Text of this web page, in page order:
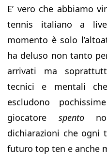
E’ vero che abbiamo
tennis italiano a
momento è solo
ha deluso non tanto
arrivati ma
tecnici e mentali
escludono
giocatore spento
dichiarazioni che ogni
futuro top ten e anche